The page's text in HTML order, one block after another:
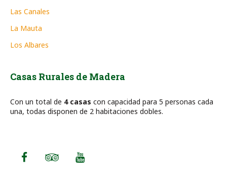
Las Canales
La Mauta
Los Albares
Casas Rurales de Madera
Con un total de 4 casas con capacidad para 5 personas cada
una, todas disponen de 2 habitaciones dobles.